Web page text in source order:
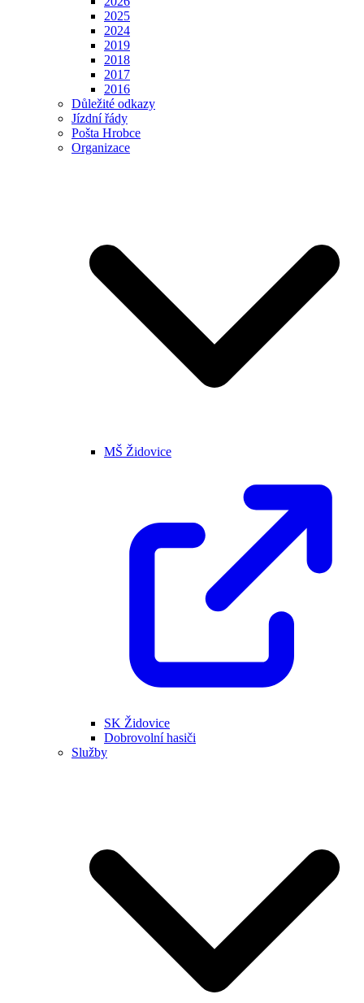
2025
2024
2019
2018
2017
2016
Důležité odkazy
Jízdní řády
Pošta Hrobce
Organizace
MŠ Židovice
SK Židovice
Dobrovolní hasiči
Služby